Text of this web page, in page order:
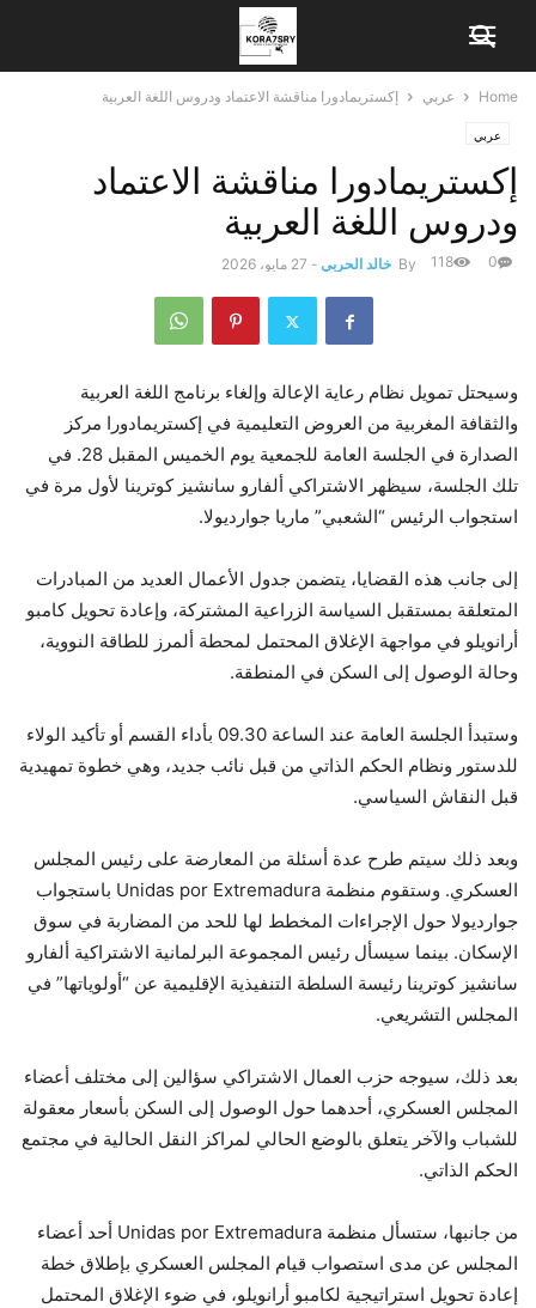
Home عربي إكستريمادورا مناقشة الاعتماد ودروس اللغة العربية
عربي
إكستريمادورا مناقشة الاعتماد
ودروس اللغة العربية
By خالد الحربي - 27 مايو، 2026 0
118
وسيحتل تمويل نظام رعاية الإعالة وإلغاء برنامج اللغة العربية
والثقافة المغربية من العروض التعليمية في إكستريمادورا مركز
الصدارة في الجلسة العامة للجمعية يوم الخميس المقبل 28. في
تلك الجلسة، سيظهر الاشتراكي ألفارو سانشيز كوترينا لأول مرة في
استجواب الرئيس “الشعبي” ماريا جوارديولا.
إلى جانب هذه القضايا، يتضمن جدول الأعمال العديد من المبادرات
المتعلقة بمستقبل السياسة الزراعية المشتركة، وإعادة تحويل كامبو
أرانويلو في مواجهة الإغلاق المحتمل لمحطة ألمرز للطاقة النووية،
وحالة الوصول إلى السكن في المنطقة.
وستبدأ الجلسة العامة عند الساعة 09.30 بأداء القسم أو تأكيد الولاء
للدستور ونظام الحكم الذاتي من قبل نائب جديد، وهي خطوة تمهيدية
قبل النقاش السياسي.
وبعد ذلك سيتم طرح عدة أسئلة من المعارضة على رئيس المجلس
العسكري. وستقوم منظمة Unidas por Extremadura باستجواب
جوارديولا حول الإجراءات المخطط لها للحد من المضاربة في سوق
الإسكان. بينما سيسأل رئيس المجموعة البرلمانية الاشتراكية ألفارو
سانشيز كوترينا رئيسة السلطة التنفيذية الإقليمية عن “أولوياتها” في
المجلس التشريعي.
بعد ذلك، سيوجه حزب العمال الاشتراكي سؤالين إلى مختلف أعضاء
المجلس العسكري، أحدهما حول الوصول إلى السكن بأسعار معقولة
للشباب والآخر يتعلق بالوضع الحالي لمراكز النقل الحالية في مجتمع
الحكم الذاتي.
من جانبها، ستسأل منظمة Unidas por Extremadura أحد أعضاء
المجلس عن مدى استصواب قيام المجلس العسكري بإطلاق خطة
إعادة تحويل استراتيجية لكامبو أرانويلو، في ضوء الإغلاق المحتمل